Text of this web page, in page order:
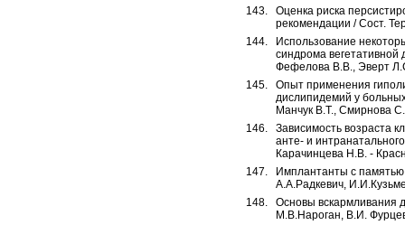
Оценка риска
рекомендации / Сост.
Использование
синдрома
Фефелова В.В., Эверт
Опыт применения
дислипидемий у
Манчук В.Т., Смирнова
Зависимость возраста
анте- и
Карачинцева Н.В. -
Имплантанты с
А.А.Радкевич,
Основы вскармливания
М.В.Нароган, В.И.